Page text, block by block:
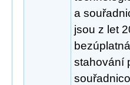
a
jsou z let
stahování